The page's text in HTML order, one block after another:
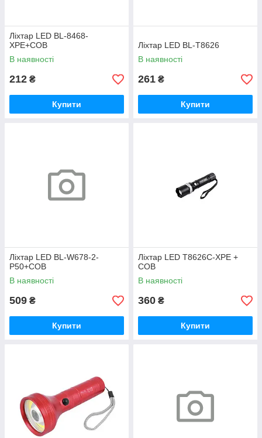
Ліхтар LED BL-8468-
XPE+COB
В наявності
212 ₴
Купити
Ліхтар LED BL-T8626
В наявності
261 ₴
Купити
Ліхтар LED BL-W678-2-
P50+COB
В наявності
509 ₴
Купити
Ліхтар LED T8626C-XPE +
COB
В наявності
360 ₴
Купити